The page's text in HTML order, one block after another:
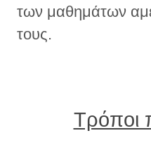
των μαθημάτων
τους.
Τρόποι